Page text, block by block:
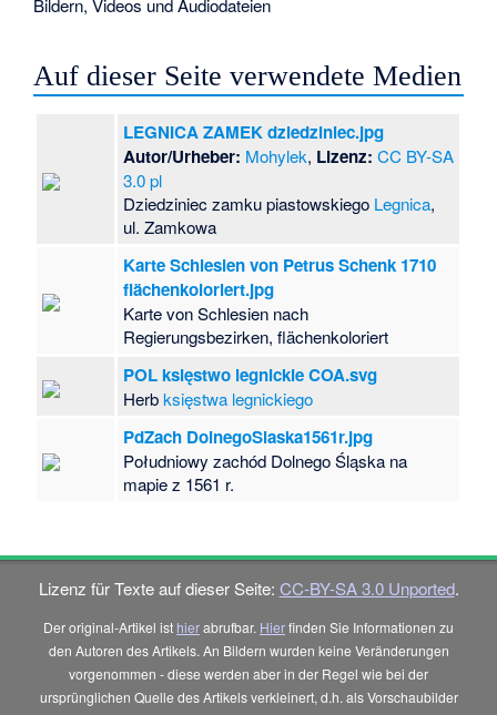
Auf dieser Seite verwendete Medien
LEGNICA ZAMEK dziedziniec.jpg
Autor/Urheber: Mohylek, Lizenz: CC BY-SA
3.0 pl
Dziedziniec zamku piastowskiego Legnica,
ul. Zamkowa
Karte Schlesien von Petrus Schenk 1710
flächenkoloriert.jpg
Karte von Schlesien nach
Regierungsbezirken, flächenkoloriert
POL księstwo legnickie COA.svg
Herbksięstwa legnickiego
PdZach DolnegoSlaska1561r.jpg
Południowy zachód Dolnego Śląska na
mapie z 1561 r.
Lizenz für Texte auf dieser Seite: CC-BY-SA 3.0 Unported.
Der original-Artikel ist hierabrufbar. Hierfinden Sie Informationen zu
den Autoren des Artikels. An Bildern wurden keine Veränderungen
vorgenommen - diese werden aber in der Regel wie bei der
ursprünglichen Quelle des Artikels verkleinert, d.h. als Vorschaubilder